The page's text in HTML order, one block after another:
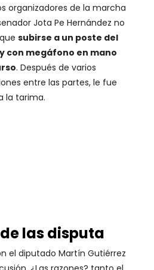
organizadores de la marcha
Jota Pe Hernández no
subirse a un poste del
con megáfono en mano
. Después de varios
entre las partes, le fue
la tarima.
las disputa
el diputado Martín Gutiérrez